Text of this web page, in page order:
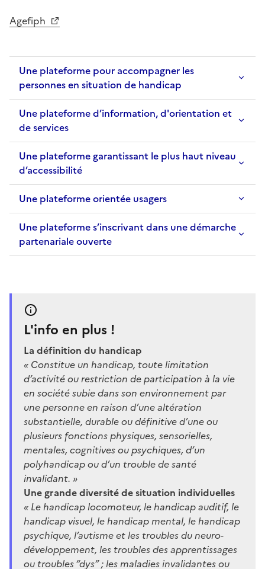
Agefiph
Une plateforme pour accompagner les
personnes en situation de handicap
Une plateforme d’information, d'orientation et
de services
Une plateforme garantissant le plus haut niveau
d’accessibilité
Une plateforme orientée usagers
Une plateforme s’inscrivant dans une démarche
partenariale ouverte
L'info en plus !
La définition du handicap
« Constitue un handicap, toute limitation
d’activité ou restriction de participation à la vie
en société subie dans son environnement par
une personne en raison d’une altération
substantielle, durable ou définitive d’une ou
plusieurs fonctions physiques, sensorielles,
mentales, cognitives ou psychiques, d’un
polyhandicap ou d’un trouble de santé
invalidant. »
Une grande diversité de situation individuelles
« Le handicap locomoteur, le handicap auditif, le
handicap visuel, le handicap mental, le handicap
psychique, l’autisme et les troubles du neuro-
développement, les troubles des apprentissages
ou troubles “dys” ; les maladies invalidantes ou